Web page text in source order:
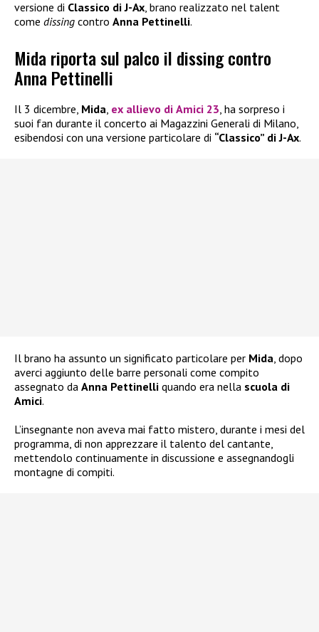
versione di Classico di J-Ax, brano realizzato nel talent
come dissing contro Anna Pettinelli.
Mida riporta sul palco il dissing contro
Anna Pettinelli
Il 3 dicembre, Mida ex allievo di Amici 23 , ha sorpreso i
suoi fan durante il concerto ai Magazzini Generali di Milano,
esibendosi con una versione particolare di “Classico” di J-Ax.
Il brano ha assunto un significato particolare per Mida , dopo
averci aggiunto delle barre personali come compito
assegnato da Anna Pettinelli quando era nella scuola di
Amici.
L’insegnante non aveva mai fatto mistero, durante i mesi del
programma, di non apprezzare il talento del cantante,
mettendolo continuamente in discussione e assegnandogli
montagne di compiti.